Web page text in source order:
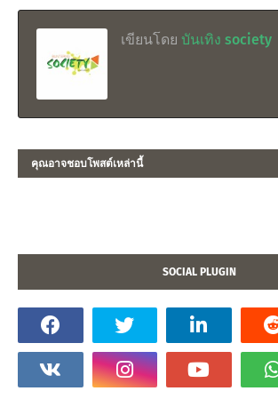
เขียนโดย บันเทิง society
คุณอาจชอบโพสต์เหล่านี้
SOCIAL PLUGIN